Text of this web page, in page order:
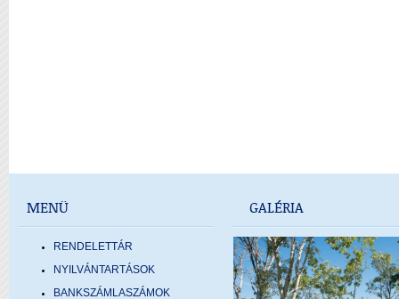
MENÜ
RENDELETTÁR
NYILVÁNTARTÁSOK
BANKSZÁMLASZÁMOK
GALÉRIA